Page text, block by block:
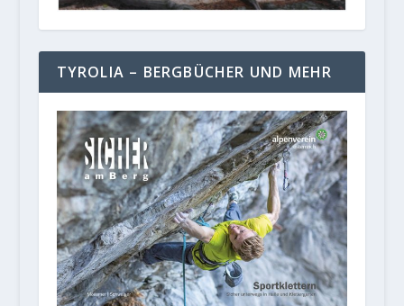
TYROLIA – BERGBÜCHER UND MEHR